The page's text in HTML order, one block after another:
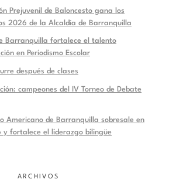
Prejuvenil de Baloncesto gana los
2026 de la Alcaldía de Barranquilla
Barranquilla fortalece el talento
en Periodismo Escolar
después de clases
campeones del IV Torneo de Debate
Americano de Barranquilla sobresale en
y fortalece el liderazgo bilingüe
ARCHIVOS